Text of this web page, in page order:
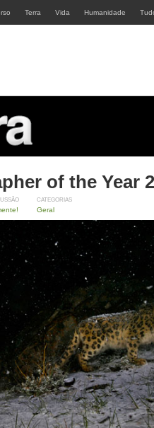
Terra Vida Humanidade
of the Year
CATEGORIAS
Geral